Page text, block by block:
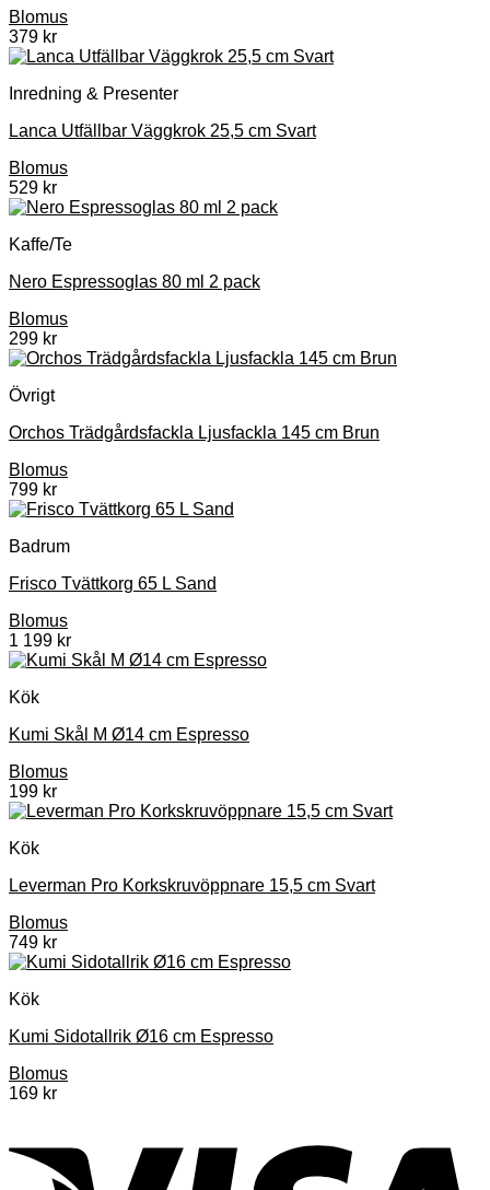
Blomus
379 kr
Inredning & Presenter
Lanca Utfällbar Väggkrok 25,5 cm Svart
Blomus
529 kr
Kaffe/Te
Nero Espressoglas 80 ml 2 pack
Blomus
299 kr
Övrigt
Orchos Trädgårdsfackla Ljusfackla 145 cm Brun
Blomus
799 kr
Badrum
Frisco Tvättkorg 65 L Sand
Blomus
1 199 kr
Kök
Kumi Skål M Ø14 cm Espresso
Blomus
199 kr
Kök
Leverman Pro Korkskruvöppnare 15,5 cm Svart
Blomus
749 kr
Kök
Kumi Sidotallrik Ø16 cm Espresso
Blomus
169 kr